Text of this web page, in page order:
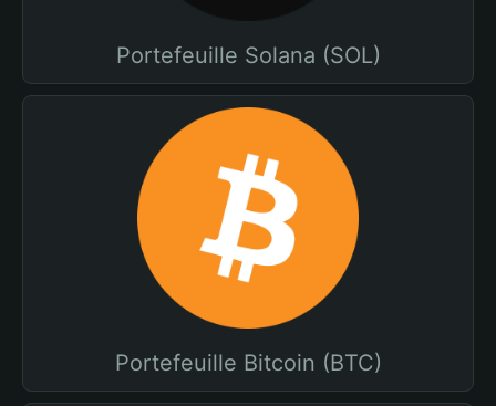
Portefeuille Solana (SOL)
Portefeuille Bitcoin (BTC)